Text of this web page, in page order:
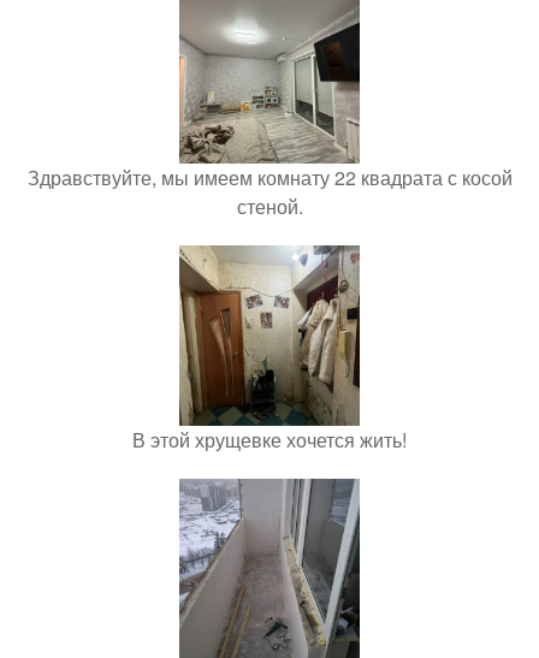
Здравствуйте, мы имеем комнату 22 квадрата с косой
стеной.
В этой хрущевке хочется жить!